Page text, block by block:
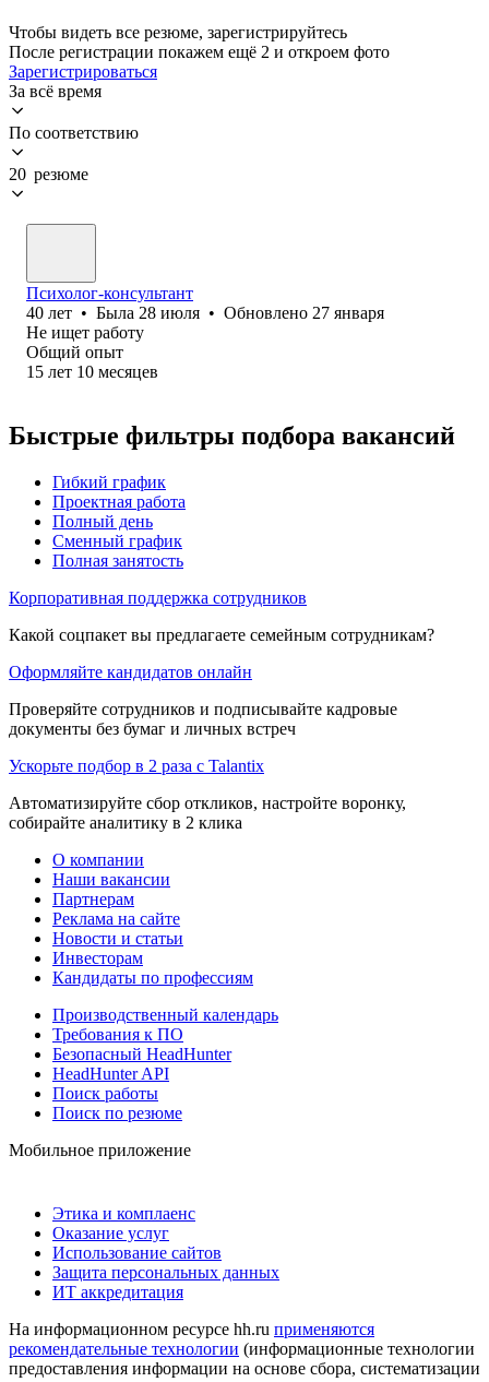
Чтобы видеть все резюме, зарегистрируйтесь
После регистрации покажем ещё 2 и откроем фото
Зарегистрироваться
За всё время
По соответствию
20 резюме
Психолог-консультант
40 лет • Была 28 июля • Обновлено 27 января
Не ищет работу
Общий опыт
15 лет 10 месяцев
Быстрые фильтры подбора вакансий
Гибкий график
Проектная работа
Полный день
Сменный график
Полная занятость
Корпоративная поддержка сотрудников
Какой соцпакет вы предлагаете семейным сотрудникам?
Оформляйте кандидатов онлайн
Проверяйте сотрудников и подписывайте кадровые
документы без бумаг и личных встреч
Ускорьте подбор в 2 раза с Talantix
Автоматизируйте сбор откликов, настройте воронку,
собирайте аналитику в 2 клика
О компании
Наши вакансии
Партнерам
Реклама на сайте
Новости и статьи
Инвесторам
Кандидаты по профессиям
Производственный календарь
Требования к ПО
Безопасный HeadHunter
HeadHunter API
Поиск работы
Поиск по резюме
Мобильное приложение
Этика и комплаенс
Оказание услуг
Использование сайтов
Защита персональных данных
ИТ аккредитация
На информационном ресурсе hh.ru применяются
рекомендательные технологии (информационные технологии
предоставления информации на основе сбора, систематизации